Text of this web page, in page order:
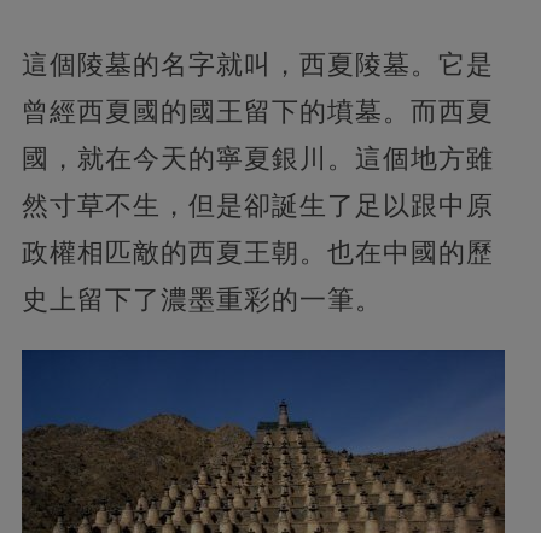
這個陵墓的名字就叫，西夏陵墓。它是
曾經西夏國的國王留下的墳墓。而西夏
國，就在今天的寧夏銀川。這個地方雖
然寸草不生，但是卻誕生了足以跟中原
政權相匹敵的西夏王朝。也在中國的歷
史上留下了濃墨重彩的一筆。